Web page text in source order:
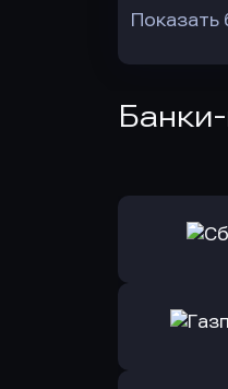
Показать